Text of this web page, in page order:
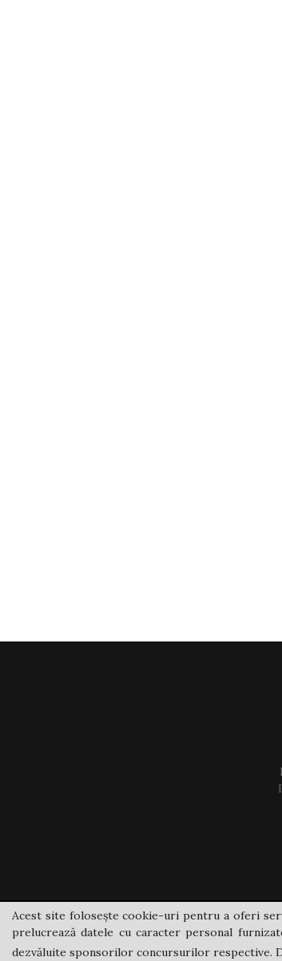
Acest site folosește cookie-uri pentru a oferi
prelucrează datele cu caracter personal
dezvăluite sponsorilor concursurilor respective.